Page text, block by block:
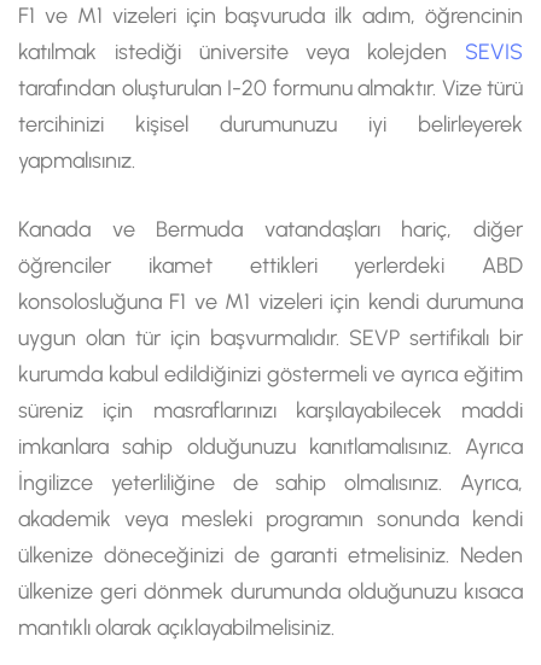
F1 ve M1 vizeleri için başvuruda ilk adım, öğrencinin
katılmak istediği üniversite veya kolejden SEVIS
tarafından oluşturulan I-20 formunu almaktır. Vize türü
tercihinizi kişisel durumunuzu iyi belirleyerek
yapmalısınız.
Kanada ve Bermuda vatandaşları hariç, diğer
öğrenciler ikamet ettikleri yerlerdeki ABD
konsolosluğuna F1 ve M1 vizeleri için kendi durumuna
uygun olan tür için başvurmalıdır. SEVP sertifikalı bir
kurumda kabul edildiğinizi göstermeli ve ayrıca eğitim
süreniz için masraflarınızı karşılayabilecek maddi
imkanlara sahip olduğunuzu kanıtlamalısınız. Ayrıca
İngilizce yeterliliğine de sahip olmalısınız. Ayrıca,
akademik veya mesleki programın sonunda kendi
ülkenize döneceğinizi de garanti etmelisiniz. Neden
ülkenize geri dönmek durumunda olduğunuzu kısaca
mantıklı olarak açıklayabilmelisiniz.